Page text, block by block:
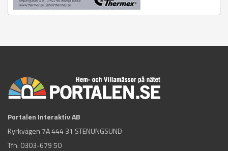
Portalen Interaktiv AB
Kyrkvägen 7A 444 31 STENUNGSUND
Tfn: 0303-679 50